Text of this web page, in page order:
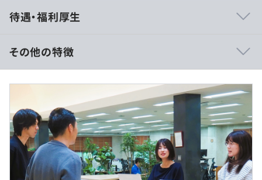
・入社時、各種階層別研修
・資格取得支援制度
など
社員数：440名（男性：318名 女性：122名）
※2026年4月1日現在
待遇・福利厚生
〈想定年収430万～530万円の場合〉
■月給：25万〜30万円
・基本給：25万～30万円
※想定年収は残業代（14時間／月）を含みます。
※固定残業代（みなし残業代）制ではありません。残業代
は別途全額支給します
※経験・能力を考慮のうえ、当社規定により決定します。
その他の特徴